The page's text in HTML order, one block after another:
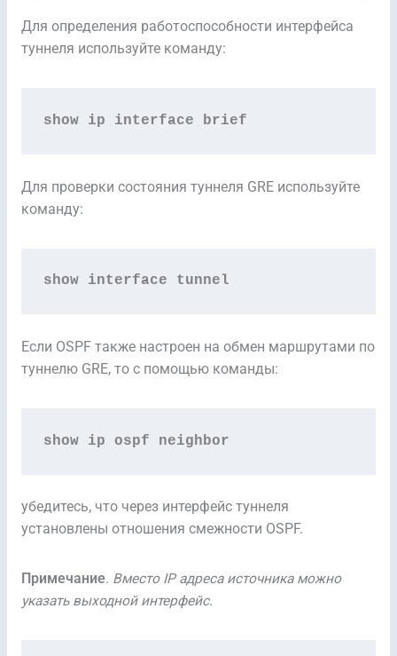
Для определения работоспособности интерфейса
туннеля используйте команду:
show ip interface brief
Для проверки состояния туннеля GRE используйте
команду:
show interface tunnel
Если OSPF также настроен на обмен маршрутами по
туннелю GRE, то с помощью команды:
show ip ospf neighbor
убедитесь, что через интерфейс туннеля
установлены отношения смежности OSPF.
Примечание. Вместо IP адреса источника можно
указать выходной интерфейс.